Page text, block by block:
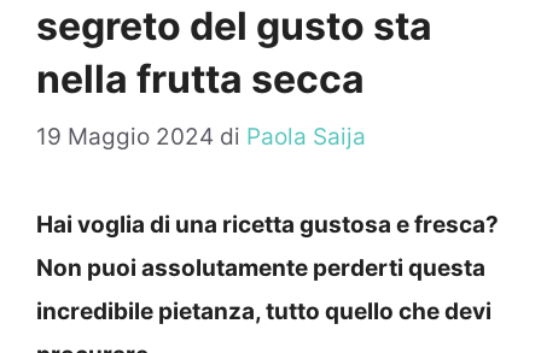
segreto del gusto sta
nella frutta secca
19 Maggio 2024 di Paola Saija
Hai voglia di una ricetta gustosa e fresca?
Non puoi assolutamente perderti questa
incredibile pietanza, tutto quello che devi